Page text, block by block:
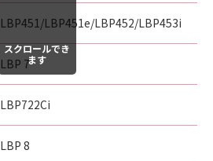
LBP451/LBP451e/LBP452/LBP453i
LBP 7
LBP722Ci
LBP 8
スクロールでき
ます